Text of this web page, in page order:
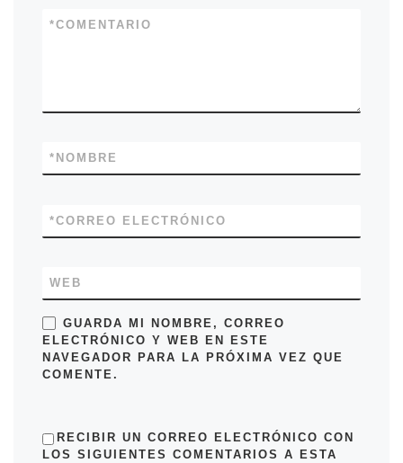
COMENTARIO
*
NOMBRE
*
CORREO ELECTRÓNICO
*
WEB
GUARDA MI NOMBRE, CORREO
ELECTRÓNICO Y WEB EN ESTE
NAVEGADOR PARA LA PRÓXIMA VEZ QUE
COMENTE.
RECIBIR UN CORREO ELECTRÓNICO CON
LOS SIGUIENTES COMENTARIOS A ESTA